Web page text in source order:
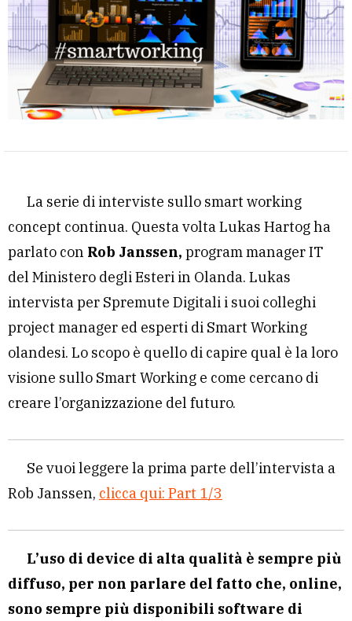
La serie di interviste sullo smart working
concept continua. Questa volta Lukas Hartog ha
parlato con Rob Janssen, program manager IT
del Ministero degli Esteri in Olanda. Lukas
intervista per Spremute Digitali i suoi colleghi
project manager ed esperti di Smart Working
olandesi. Lo scopo è quello di capire qual è la loro
visione sullo Smart Working e come cercano di
creare l’organizzazione del futuro.
Se vuoi leggere la prima parte dell’intervista a
Rob Janssen, clicca qui: Part 1/3
L’uso di device di alta qualità è sempre più
diffuso, per non parlare del fatto che, online,
sono sempre più disponibili software di